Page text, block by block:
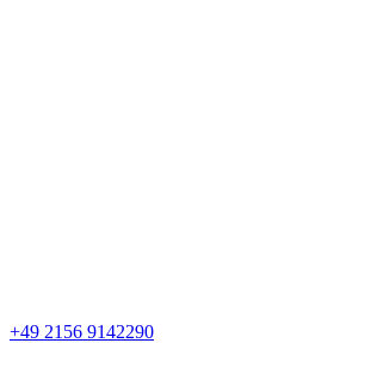
+49 2156 9142290